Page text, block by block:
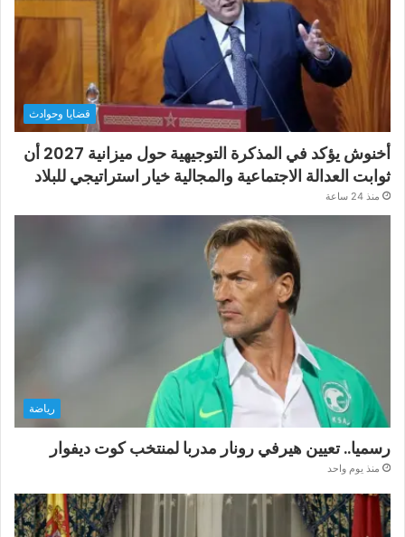
قضايا وحوادث
أخنوش يؤكد في المذكرة التوجيهية حول ميزانية 2027 أن
ثوابت العدالة الاجتماعية والمجالية خيار استراتيجي للبلاد
منذ 24 ساعة
رياضة
رسميا.. تعيين هيرفي رونار مدربا لمنتخب كوت ديفوار
منذ يوم واحد